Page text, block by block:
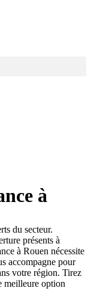
à
du secteur.
présents à
à Rouen nécessite
accompagne pour
votre région. Tirez
meilleure option